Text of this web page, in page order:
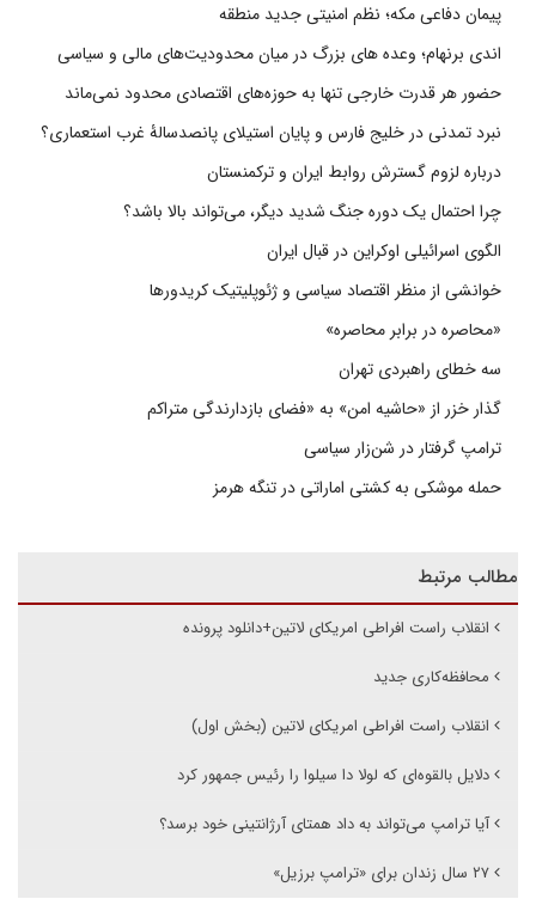
پیمان دفاعی مکه؛ نظم امنیتی جدید منطقه
اندی برنهام؛ وعده های بزرگ در میان محدودیت‌های مالی و سیاسی
حضور هر قدرت خارجی تنها به حوزه‌های اقتصادی محدود نمی‌ماند
نبرد تمدنی در خلیج فارس و پایان استیلای پانصدسالۀ غرب استعماری؟
درباره لزوم گسترش روابط ایران و ترکمنستان
چرا احتمال یک دوره جنگ شدید دیگر، می‌تواند بالا باشد؟
الگوی اسرائیلی اوکراین در قبال ایران
خوانشی از منظر اقتصاد سیاسی و ژئوپلیتیک کریدورها
«محاصره در برابر محاصره»
سه خطای راهبردی تهران
گذار خزر از «حاشیه امن» به «فضای بازدارندگی متراکم
ترامپ گرفتار در شن‌زار سیاسی
حمله موشکی به کشتی اماراتی در تنگه هرمز
مطالب مرتبط
انقلاب راست افراطی امریکای لاتین+دانلود پرونده
محافظه‌کاری جدید
انقلاب راست افراطی امریکای لاتین (بخش اول)
دلایل بالقوه‌ای که لولا دا سیلوا را رئیس جمهور کرد
آیا ترامپ می‌تواند به داد همتای آرژانتینی خود برسد؟
۲۷ سال زندان برای «ترامپ برزیل»